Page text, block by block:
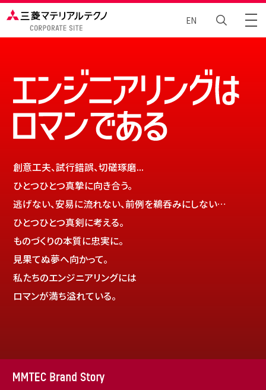
EN
トータルエンジニアリング
Brand Story
ニュース
企業情報
サステナビリティ
採⽤情報
お問い合わせ
創意工夫、試行錯誤、切磋琢磨...
ひとつひとつ真摯に向き合う。
逃げない、安易に流れない、前例を鵜呑みにしない…
ひとつひとつ真剣に考える。
ものづくりの本質に忠実に。
見果てぬ夢へ向かって。
私たちのエンジニアリングには
ロマンが満ち溢れている。